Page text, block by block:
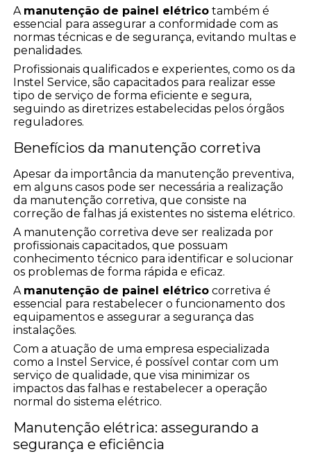
A manutenção de painel elétrico também é
essencial para assegurar a conformidade com as
normas técnicas e de segurança, evitando multas e
penalidades.
Profissionais qualificados e experientes, como os da
Instel Service, são capacitados para realizar esse
tipo de serviço de forma eficiente e segura,
seguindo as diretrizes estabelecidas pelos órgãos
reguladores.
Benefícios da manutenção corretiva
Apesar da importância da manutenção preventiva,
em alguns casos pode ser necessária a realização
da manutenção corretiva, que consiste na
correção de falhas já existentes no sistema elétrico.
A manutenção corretiva deve ser realizada por
profissionais capacitados, que possuam
conhecimento técnico para identificar e solucionar
os problemas de forma rápida e eficaz.
A manutenção de painel elétrico corretiva é
essencial para restabelecer o funcionamento dos
equipamentos e assegurar a segurança das
instalações.
Com a atuação de uma empresa especializada
como a Instel Service, é possível contar com um
serviço de qualidade, que visa minimizar os
impactos das falhas e restabelecer a operação
normal do sistema elétrico.
Manutenção elétrica: assegurando a
segurança e eficiência